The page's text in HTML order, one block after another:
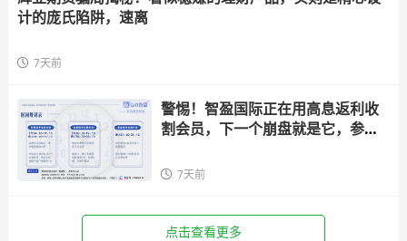
计的庞氏陷阱，速离
7天前
警惕！智盈国际正在用高息返利收
割会员，下一个崩盘就是它，参与
7天前
点击查看更多